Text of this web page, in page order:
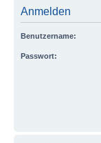
Anmelden
Benutzername:
Passwort: